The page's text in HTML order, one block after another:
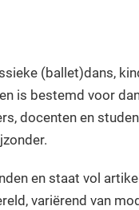
(ballet)dans,
is bestemd voor
docenten en
en staat vol
variërend van